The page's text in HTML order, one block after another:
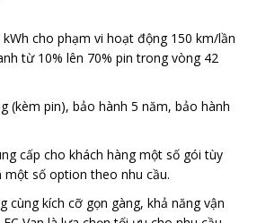
cho phạm vi hoạt động 150 km/lần
từ 10% lên 70% pin trong vòng 42
(kèm pin), bảo hành 5 năm, bảo hành
cấp cho khách hàng một số gói tùy
số option theo nhu cầu.
cùng kích cỡ gọn gàng, khả năng vận